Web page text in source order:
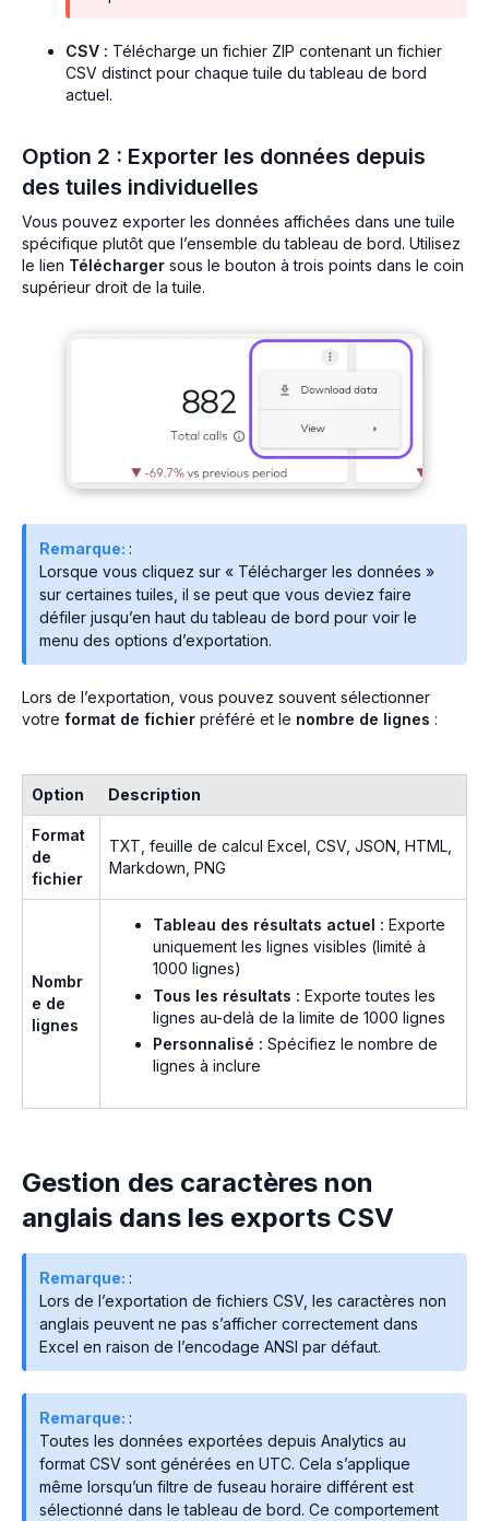
CSV : Télécharge un fichier ZIP contenant un fichier
CSV distinct pour chaque tuile du tableau de bord
actuel.
Option 2 : Exporter les données depuis
des tuiles individuelles
Vous pouvez exporter les données affichées dans une tuile
spécifique plutôt que l’ensemble du tableau de bord. Utilisez
le lien Télécharger sous le bouton à trois points dans le coin
supérieur droit de la tuile.
Remarque: :
Lorsque vous cliquez sur « Télécharger les données »
sur certaines tuiles, il se peut que vous deviez faire
défiler jusqu’en haut du tableau de bord pour voir le
menu des options d’exportation.
Lors de l’exportation, vous pouvez souvent sélectionner
votre format de fichier préféré et le nombre de lignes :
Option Description
Format
de
fichier
TXT, feuille de calcul Excel, CSV, JSON, HTML,
Markdown, PNG
Nombr
e de
lignes
Tableau des résultats actuel : Exporte
uniquement les lignes visibles (limité à
1000 lignes)
Tous les résultats : Exporte toutes les
lignes au-delà de la limite de 1000 lignes
Personnalisé : Spécifiez le nombre de
lignes à inclure
Gestion des caractères non
anglais dans les exports CSV
Remarque: :
Lors de l’exportation de fichiers CSV, les caractères non
anglais peuvent ne pas s’afficher correctement dans
Excel en raison de l’encodage ANSI par défaut.
Remarque: :
Toutes les données exportées depuis Analytics au
format CSV sont générées en UTC. Cela s’applique
même lorsqu’un filtre de fuseau horaire différent est
sélectionné dans le tableau de bord. Ce comportement